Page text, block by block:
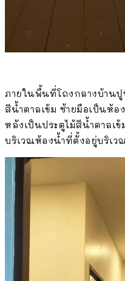
ภายในพื้นที่โถงกลางบ้าน
สีน้ำตาลเข้ม ซ้ายมือเป็นห้
หลังเป็นประตูไม้สีน้ำตาลเข้
บริเวณห้องน้ำที่ตั้งอยู่บริเว